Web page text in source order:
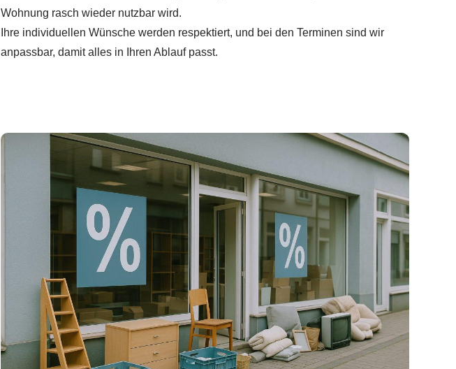
Wohnung rasch wieder nutzbar wird.
Ihre individuellen Wünsche werden respektiert, und bei den Terminen sind wir
anpassbar, damit alles in Ihren Ablauf passt.